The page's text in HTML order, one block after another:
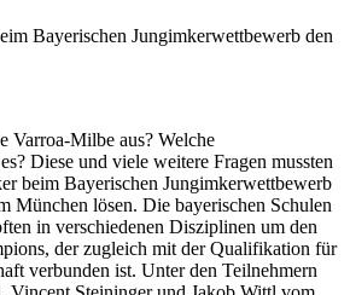
Bayerischen Jungimkerwettbewerb den
Varroa-Milbe aus? Welche
Diese und viele weitere Fragen mussten
beim Bayerischen Jungimkerwettbewerb
München lösen. Die bayerischen Schulen
in verschiedenen Disziplinen um den
der zugleich mit der Qualifikation für
verbunden ist. Unter den Teilnehmern